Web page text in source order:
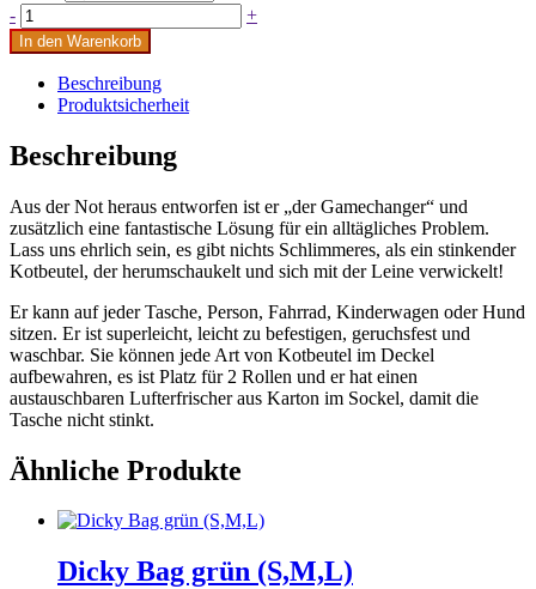
- Dicky
Bag
rot
(S,M,L)
Menge
+
In den Warenkorb
Beschreibung
Produktsicherheit
Beschreibung
Aus der Not heraus entworfen ist er „der Gamechanger“ und
zusätzlich eine fantastische Lösung für ein alltägliches Problem.
Lass uns ehrlich sein, es gibt nichts Schlimmeres, als ein stinkender
Kotbeutel, der herumschaukelt und sich mit der Leine verwickelt!
Er kann auf jeder Tasche, Person, Fahrrad, Kinderwagen oder Hund
sitzen. Er ist superleicht, leicht zu befestigen, geruchsfest und
waschbar. Sie können jede Art von Kotbeutel im Deckel
aufbewahren, es ist Platz für 2 Rollen und er hat einen
austauschbaren Lufterfrischer aus Karton im Sockel, damit die
Tasche nicht stinkt.
Ähnliche Produkte
Dicky Bag grün (S,M,L)